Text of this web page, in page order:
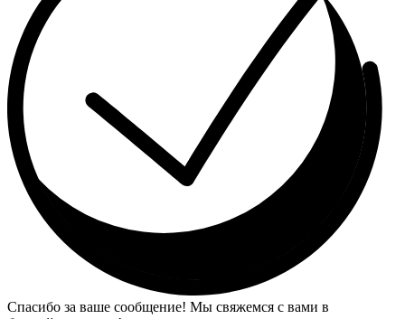
Спасибо за ваше сообщение! Мы свяжемся с вами в